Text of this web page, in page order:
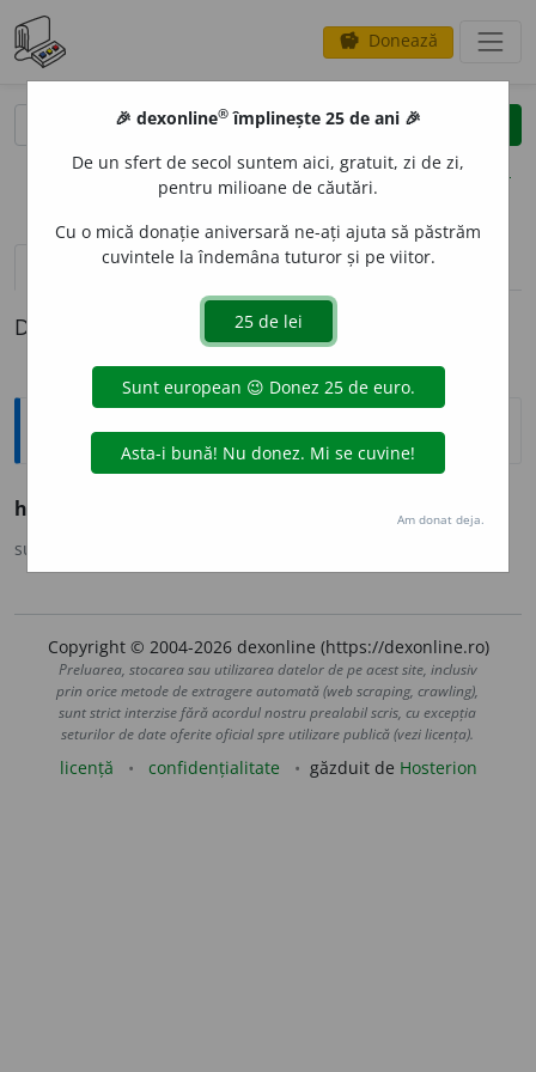
savings Donează
clear
opțiuni
definiții (1) pronunțievolume_up (50)
Definiția cu ID-ul 1159317:
Ortografice DOOM
hotar
sursa:
Copyright © 2004-2026 dexonline (https://dexonline.ro)
Preluarea, stocarea sau utilizarea datelor de pe acest site, inclusiv
prin orice metode de extragere automată (web scraping, crawling),
sunt strict interzise fără acordul nostru prealabil scris, cu excepția
seturilor de date oferite oficial spre utilizare publică (vezi licența).
licență confidențialitate găzduit de Hosterion
🎉 dexonline® împlinește 25 de ani 🎉
De un sfert de secol suntem aici, gratuit, zi de zi,
pentru milioane de căutări.
Cu o mică donație aniversară ne-ați ajuta să păstrăm
cuvintele la îndemâna tuturor și pe viitor.
Am donat deja.